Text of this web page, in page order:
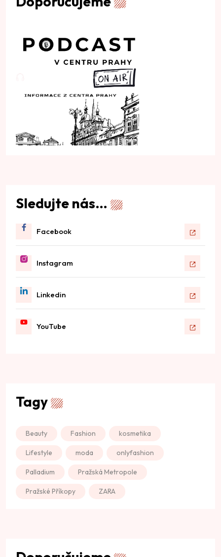
Sledujte nás…
Facebook
Instagram
Linkedin
YouTube
Tagy
Beauty Fashion kosmetika
Lifestyle moda onlyfashion
Palladium Pražská Metropole
Pražské Příkopy ZARA